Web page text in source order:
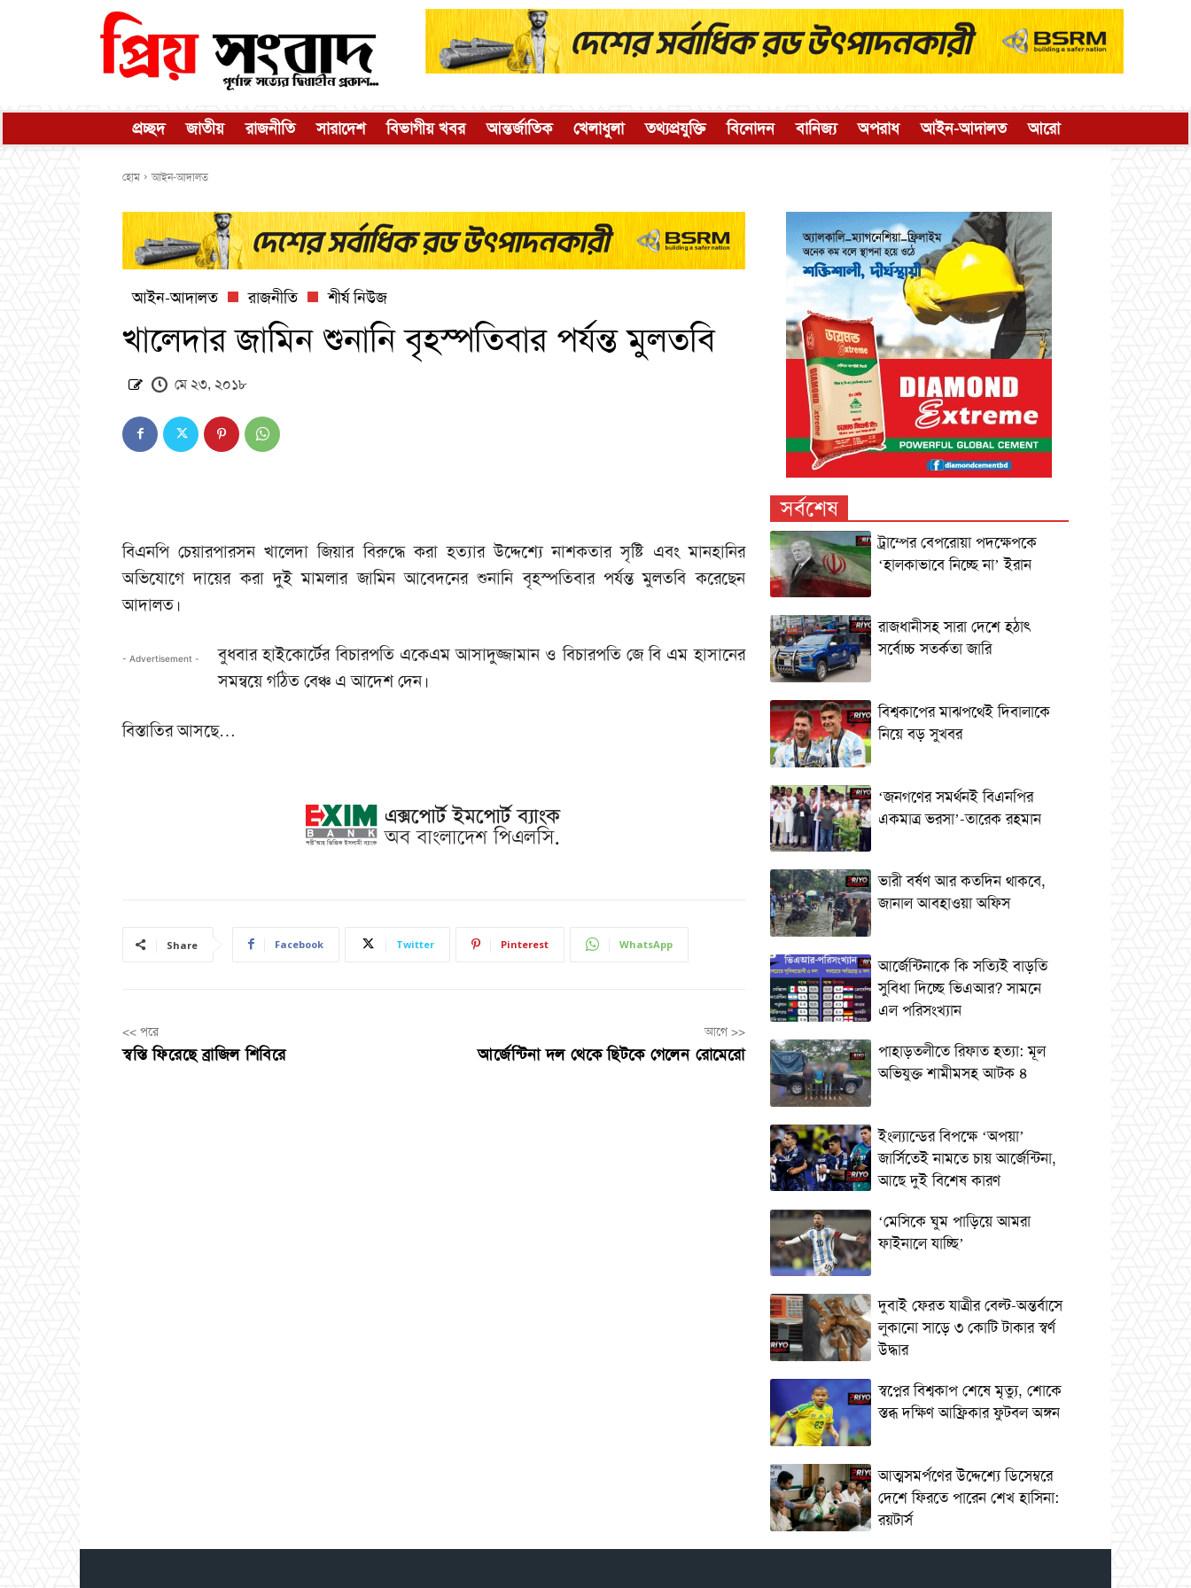
প্রচ্ছদ জাতীয় রাজনীতি সারাদেশ বিভাগীয় খবর আন্তর্জাতিক খেলাধুলা তথ্যপ্রযুক্তি বিনোদন বানিজ্য অপরাধ আইন-আদালত আরো
হোম আইন-আদালত
আইন-আদালত রাজনীতি শীর্ষ নিউজ
খালেদার জামিন শুনানি বৃহস্পতিবার পর্যন্ত মুলতবি
মে ২৩, ২০১৮
বিএনপি চেয়ারপারসন খালেদা জিয়ার বিরুদ্ধে করা হত্যার উদ্দেশ্যে নাশকতার সৃষ্টি এবং মানহানির
অভিযোগে দায়ের করা দুই মামলার জামিন আবেদনের শুনানি বৃহস্পতিবার পর্যন্ত মুলতবি করেছেন
আদালত।
- Advertisement -
বুধবার হাইকোর্টের বিচারপতি একেএম আসাদুজ্জামান ও বিচারপতি জে বি এম হাসানের
সমন্বয়ে গঠিত বেঞ্চ এ আদেশ দেন।
বিস্তাতির আসছে…
Share Facebook Twitter Pinterest WhatsApp
<< পরে
স্বস্তি ফিরেছে ব্রাজিল শিবিরে
আগে >>
আর্জেন্টিনা দল থেকে ছিটকে গেলেন রোমেরো
সর্বশেষ
ট্রাম্পের বেপরোয়া পদক্ষেপকে
‘হালকাভাবে নিচ্ছে না’ ইরান
রাজধানীসহ সারা দেশে হঠাৎ
সর্বোচ্চ সতর্কতা জা‌রি
বিশ্বকাপের মাঝপথেই দিবালাকে
নিয়ে বড় সুখবর
‘জনগণের সমর্থনই বিএনপির
একমাত্র ভরসা’-তারেক রহমান
ভারী বর্ষণ আর কতদিন থাকবে,
জানাল আবহাওয়া অফিস
আর্জেন্টিনাকে কি সত্যিই বাড়তি
সুবিধা দিচ্ছে ভিএআর? সামনে
এল পরিসংখ্যান
পাহাড়তলীতে রিফাত হত্যা: মূল
অভিযুক্ত শামীমসহ আটক ৪
ইংল্যান্ডের বিপক্ষে ‘অপয়া’
জার্সিতেই নামতে চায় আর্জেন্টিনা,
আছে দুই বিশেষ কারণ
‘মেসিকে ঘুম পাড়িয়ে আমরা
ফাইনালে যাচ্ছি’
দুবাই ফেরত যাত্রীর বেল্ট-অন্তর্বাসে
লুকানো সাড়ে ৩ কোটি টাকার স্বর্ণ
উদ্ধার
স্বপ্নের বিশ্বকাপ শেষে মৃত্যু, শোকে
স্তব্ধ দক্ষিণ আফ্রিকার ফুটবল অঙ্গন
আত্মসমর্পণের উদ্দেশ্যে ডিসেম্বরে
দেশে ফিরতে পারেন শেখ হাসিনা:
রয়টার্স